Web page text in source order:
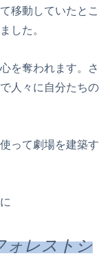
移動していたとこ
した。
を奪われます。さ
人々に自分たちの
って劇場を建築す
ォレストシ